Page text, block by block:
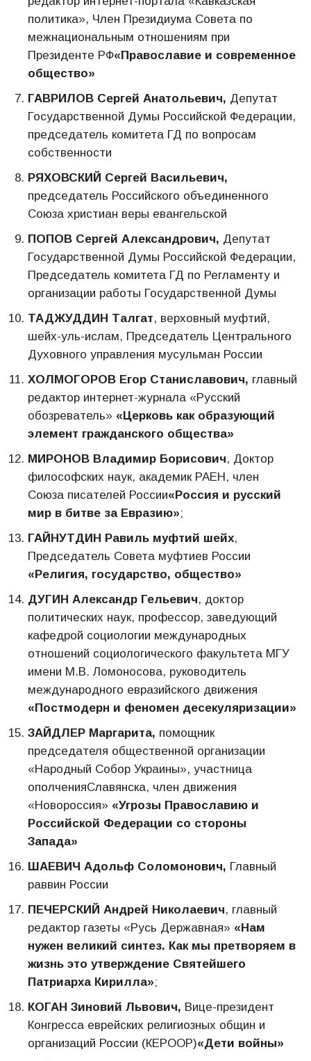
политика», Член Президиума Совета по
межнациональным отношениям при
Президенте РФ«Православие и современное
общество»
ГАВРИЛОВ Сергей Анатольевич, Депутат
Государственной Думы Российской Федерации,
председатель комитета ГД по вопросам
собственности
РЯХОВСКИЙ Сергей Васильевич,
председатель Российского объединенного
Союза христиан веры евангельской
ПОПОВ Сергей Александрович, Депутат
Государственной Думы Российской Федерации,
Председатель комитета ГД по Регламенту и
организации работы Государственной Думы
ТАДЖУДДИН Талгат, верховный муфтий,
шейх-уль-ислам, Председатель Центрального
Духовного управления мусульман России
ХОЛМОГОРОВ Егор Станиславович, главный
редактор интернет-журнала «Русский
обозреватель» «Церковь как образующий
элемент гражданского общества»
МИРОНОВ Владимир Борисович, Доктор
философских наук, академик РАЕН, член
Союза писателей России«Россия и русский
мир в битве за Евразию»;
ГАЙНУТДИН Равиль муфтий шейх,
Председатель Совета муфтиев России
«Религия, государство, общество»
ДУГИН Александр Гельевич, доктор
политических наук, профессор, заведующий
кафедрой социологии международных
отношений социологического факультета МГУ
имени М.В. Ломоносова, руководитель
международного евразийского движения
«Постмодерн и феномен десекуляризации»
ЗАЙДЛЕР Маргарита, помощник
председателя общественной организации
«Народный Собор Украины», участница
ополченияСлавянска, член движения
«Новороссия» «Угрозы Православию и
Российской Федерации со стороны
Запада»
ШАЕВИЧ Адольф Соломонович, Главный
раввин России
ПЕЧЕРСКИЙ Андрей Николаевич, главный
редактор газеты «Русь Державная» «Нам
нужен великий синтез. Как мы претворяем в
жизнь это утверждение Святейшего
Патриарха Кирилла»;
КОГАН Зиновий Львович, Вице-президент
Конгресса еврейских религиозных общин и
организаций России (КЕРООР)«Дети войны»